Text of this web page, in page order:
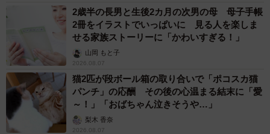
2歳半の長男と生後2カ月の次男の母 母子手帳
2冊をイラストでいっぱいに 見る人を楽しま
せる家族ストーリーに「かわいすぎる！」
山岡 もと子
2026.08.07
猫2匹が段ボール箱の取り合いで「ポコスカ猫
パンチ」の応酬 その後の心温まる結末に「愛
～！」「おばちゃん泣きそうや…」
梨木 香奈
2026.08.07